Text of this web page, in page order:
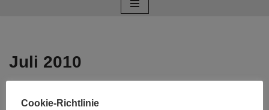
Juli 2010
Kanada feiert den mazedonischen
Cookie-Richtlinie